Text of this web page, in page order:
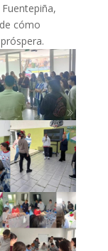
cómo